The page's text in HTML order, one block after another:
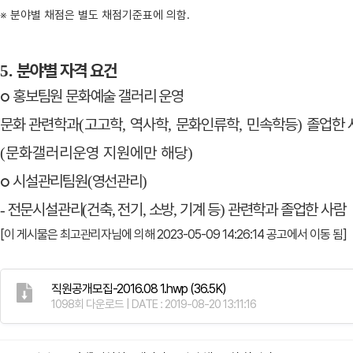
※ 분야별 채점은 별도 채점기준표에 의함.
5. 분야별 자격 요건
○ 홍보팀원 문화예술 갤러리 운영
문화 관련학과(고고학, 역사학, 문화인류학, 민속학등) 졸업한
(문화갤러리운영 지원에만 해당)
○ 시설관리팀원(영선관리)
-전문시설관리(건축,전기 , 소방, 기계 등)관련학과 졸업한 사람
[이 게시물은 최고관리자님에 의해 2023-05-09 14:26:14 공고에서 이동 됨]
직원공개모집-2016.08 1.hwp (36.5K)
1098회 다운로드 | DATE : 2019-08-20 13:11:16